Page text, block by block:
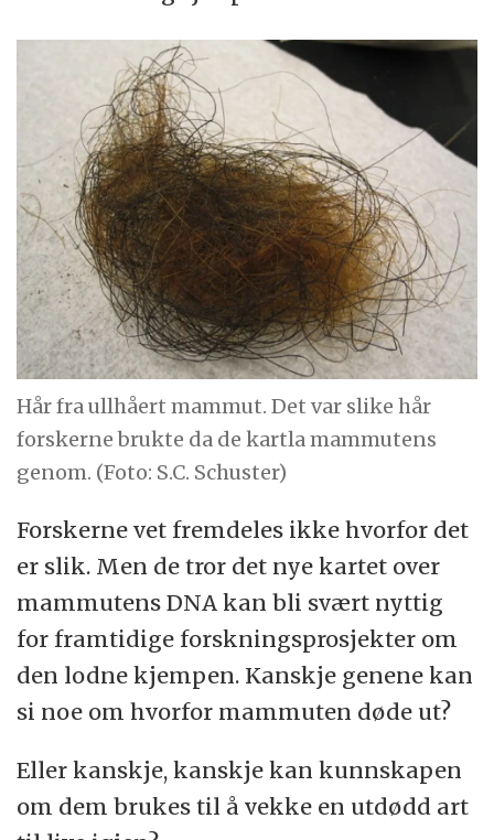
Hår fra ullhåert mammut. Det var slike hår
forskerne brukte da de kartla mammutens
genom. (Foto: S.C. Schuster)
Forskerne vet fremdeles ikke hvorfor det
er slik. Men de tror det nye kartet over
mammutens DNA kan bli svært nyttig
for framtidige forskningsprosjekter om
den lodne kjempen. Kanskje genene kan
si noe om hvorfor mammuten døde ut?
Eller kanskje, kanskje kan kunnskapen
om dem brukes til å vekke en utdødd art